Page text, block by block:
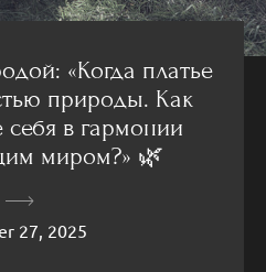
«Когда платье
природы. Как
себя в гармонии
миром?» 🌿
27, 2025